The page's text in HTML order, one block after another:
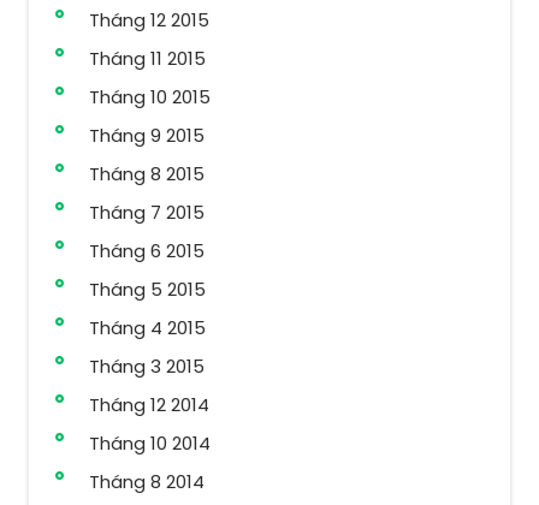
Tháng 12 2015
Tháng 11 2015
Tháng 10 2015
Tháng 9 2015
Tháng 8 2015
Tháng 7 2015
Tháng 6 2015
Tháng 5 2015
Tháng 4 2015
Tháng 3 2015
Tháng 12 2014
Tháng 10 2014
Tháng 8 2014